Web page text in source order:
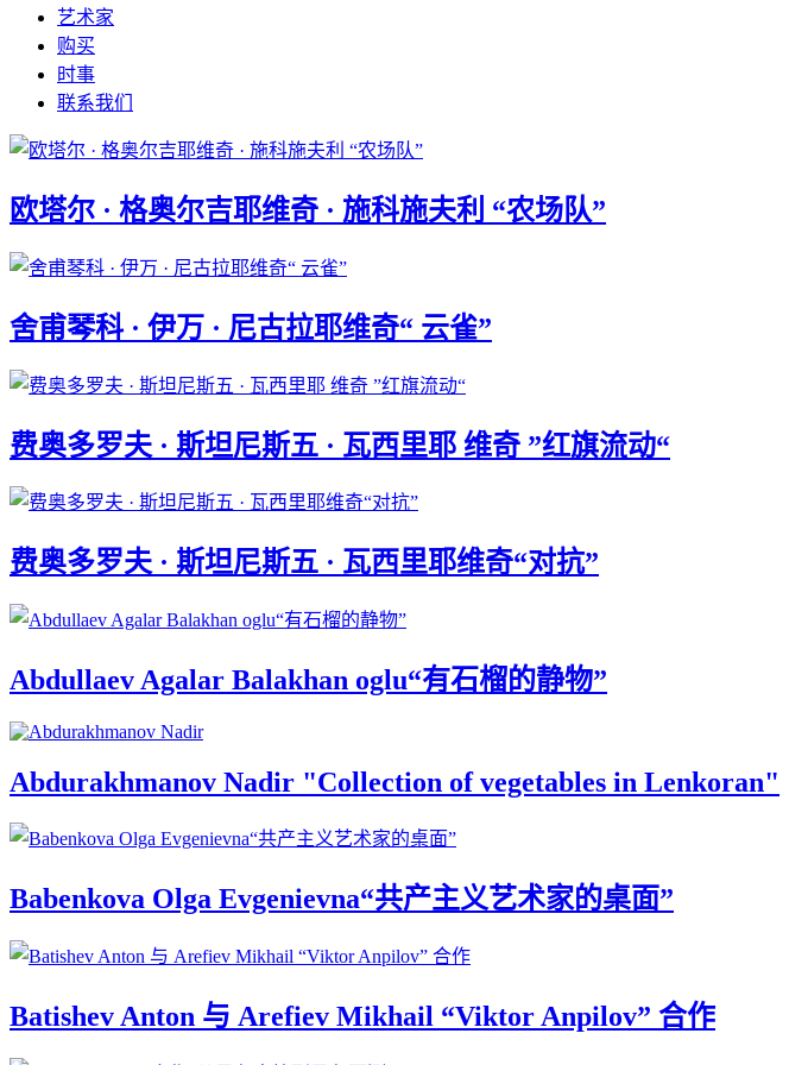
艺术家
购买
时事
联系我们
欧塔尔 · 格奥尔吉耶维奇 · 施科施夫利 “农场队”
舍甫琴科 · 伊万 · 尼古拉耶维奇“ 云雀”
费奥多罗夫 · 斯坦尼斯五 · 瓦西里耶 维奇 ”红旗流动“
费奥多罗夫 · 斯坦尼斯五 · 瓦西里耶维奇“对抗”
Abdullaev Agalar Balakhan oglu“有石榴的静物”
Abdurakhmanov Nadir "Collection of vegetables in Lenkoran"
Babenkova Olga Evgenievna“共产主义艺术家的桌面”
Batishev Anton 与 Arefiev Mikhail “Viktor Anpilov” 合作